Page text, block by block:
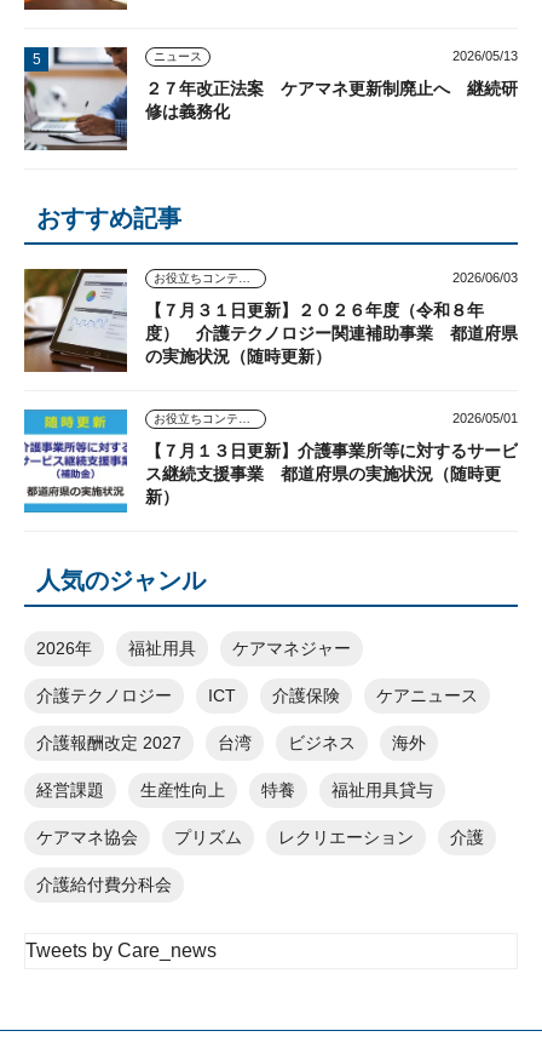
ニュース 2026/05/13
２７年改正法案 ケアマネ更新制廃止へ 継続研
修は義務化
おすすめ記事
お役立ちコンテンツ 2026/06/03
【７月３１日更新】２０２６年度（令和８年
度） 介護テクノロジー関連補助事業 都道府県
の実施状況（随時更新）
お役立ちコンテンツ 2026/05/01
【７月１３日更新】介護事業所等に対するサービ
ス継続支援事業 都道府県の実施状況（随時更
新）
人気のジャンル
2026年 福祉用具 ケアマネジャー
介護テクノロジー ICT 介護保険 ケアニュース
介護報酬改定 2027 台湾 ビジネス 海外
経営課題 生産性向上 特養 福祉用具貸与
ケアマネ協会 プリズム レクリエーション 介護
介護給付費分科会
Tweets by Care_news